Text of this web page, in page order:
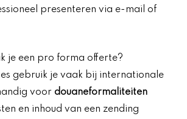
presenteren via e-mail of
je een pro forma offerte?
gebruik je vaak bij internationale
voor douaneformaliteiten
en inhoud van een zending